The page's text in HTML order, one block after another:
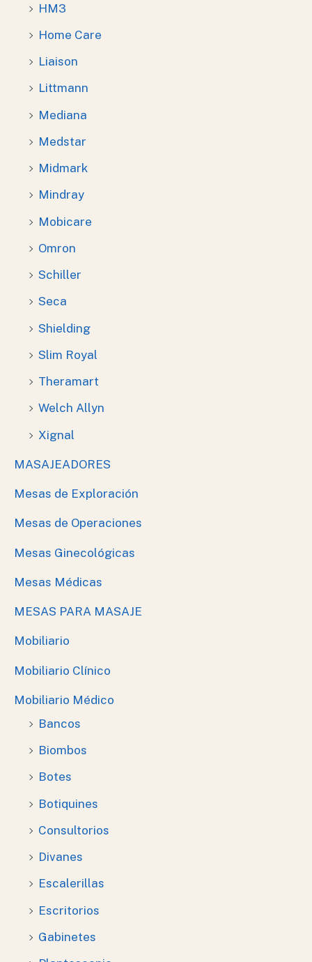
HM3
Home Care
Liaison
Littmann
Mediana
Medstar
Midmark
Mindray
Mobicare
Omron
Schiller
Seca
Shielding
Slim Royal
Theramart
Welch Allyn
Xignal
MASAJEADORES
Mesas de Exploración
Mesas de Operaciones
Mesas Ginecológicas
Mesas Médicas
MESAS PARA MASAJE
Mobiliario
Mobiliario Clínico
Mobiliario Médico
Bancos
Biombos
Botes
Botiquines
Consultorios
Divanes
Escalerillas
Escritorios
Gabinetes